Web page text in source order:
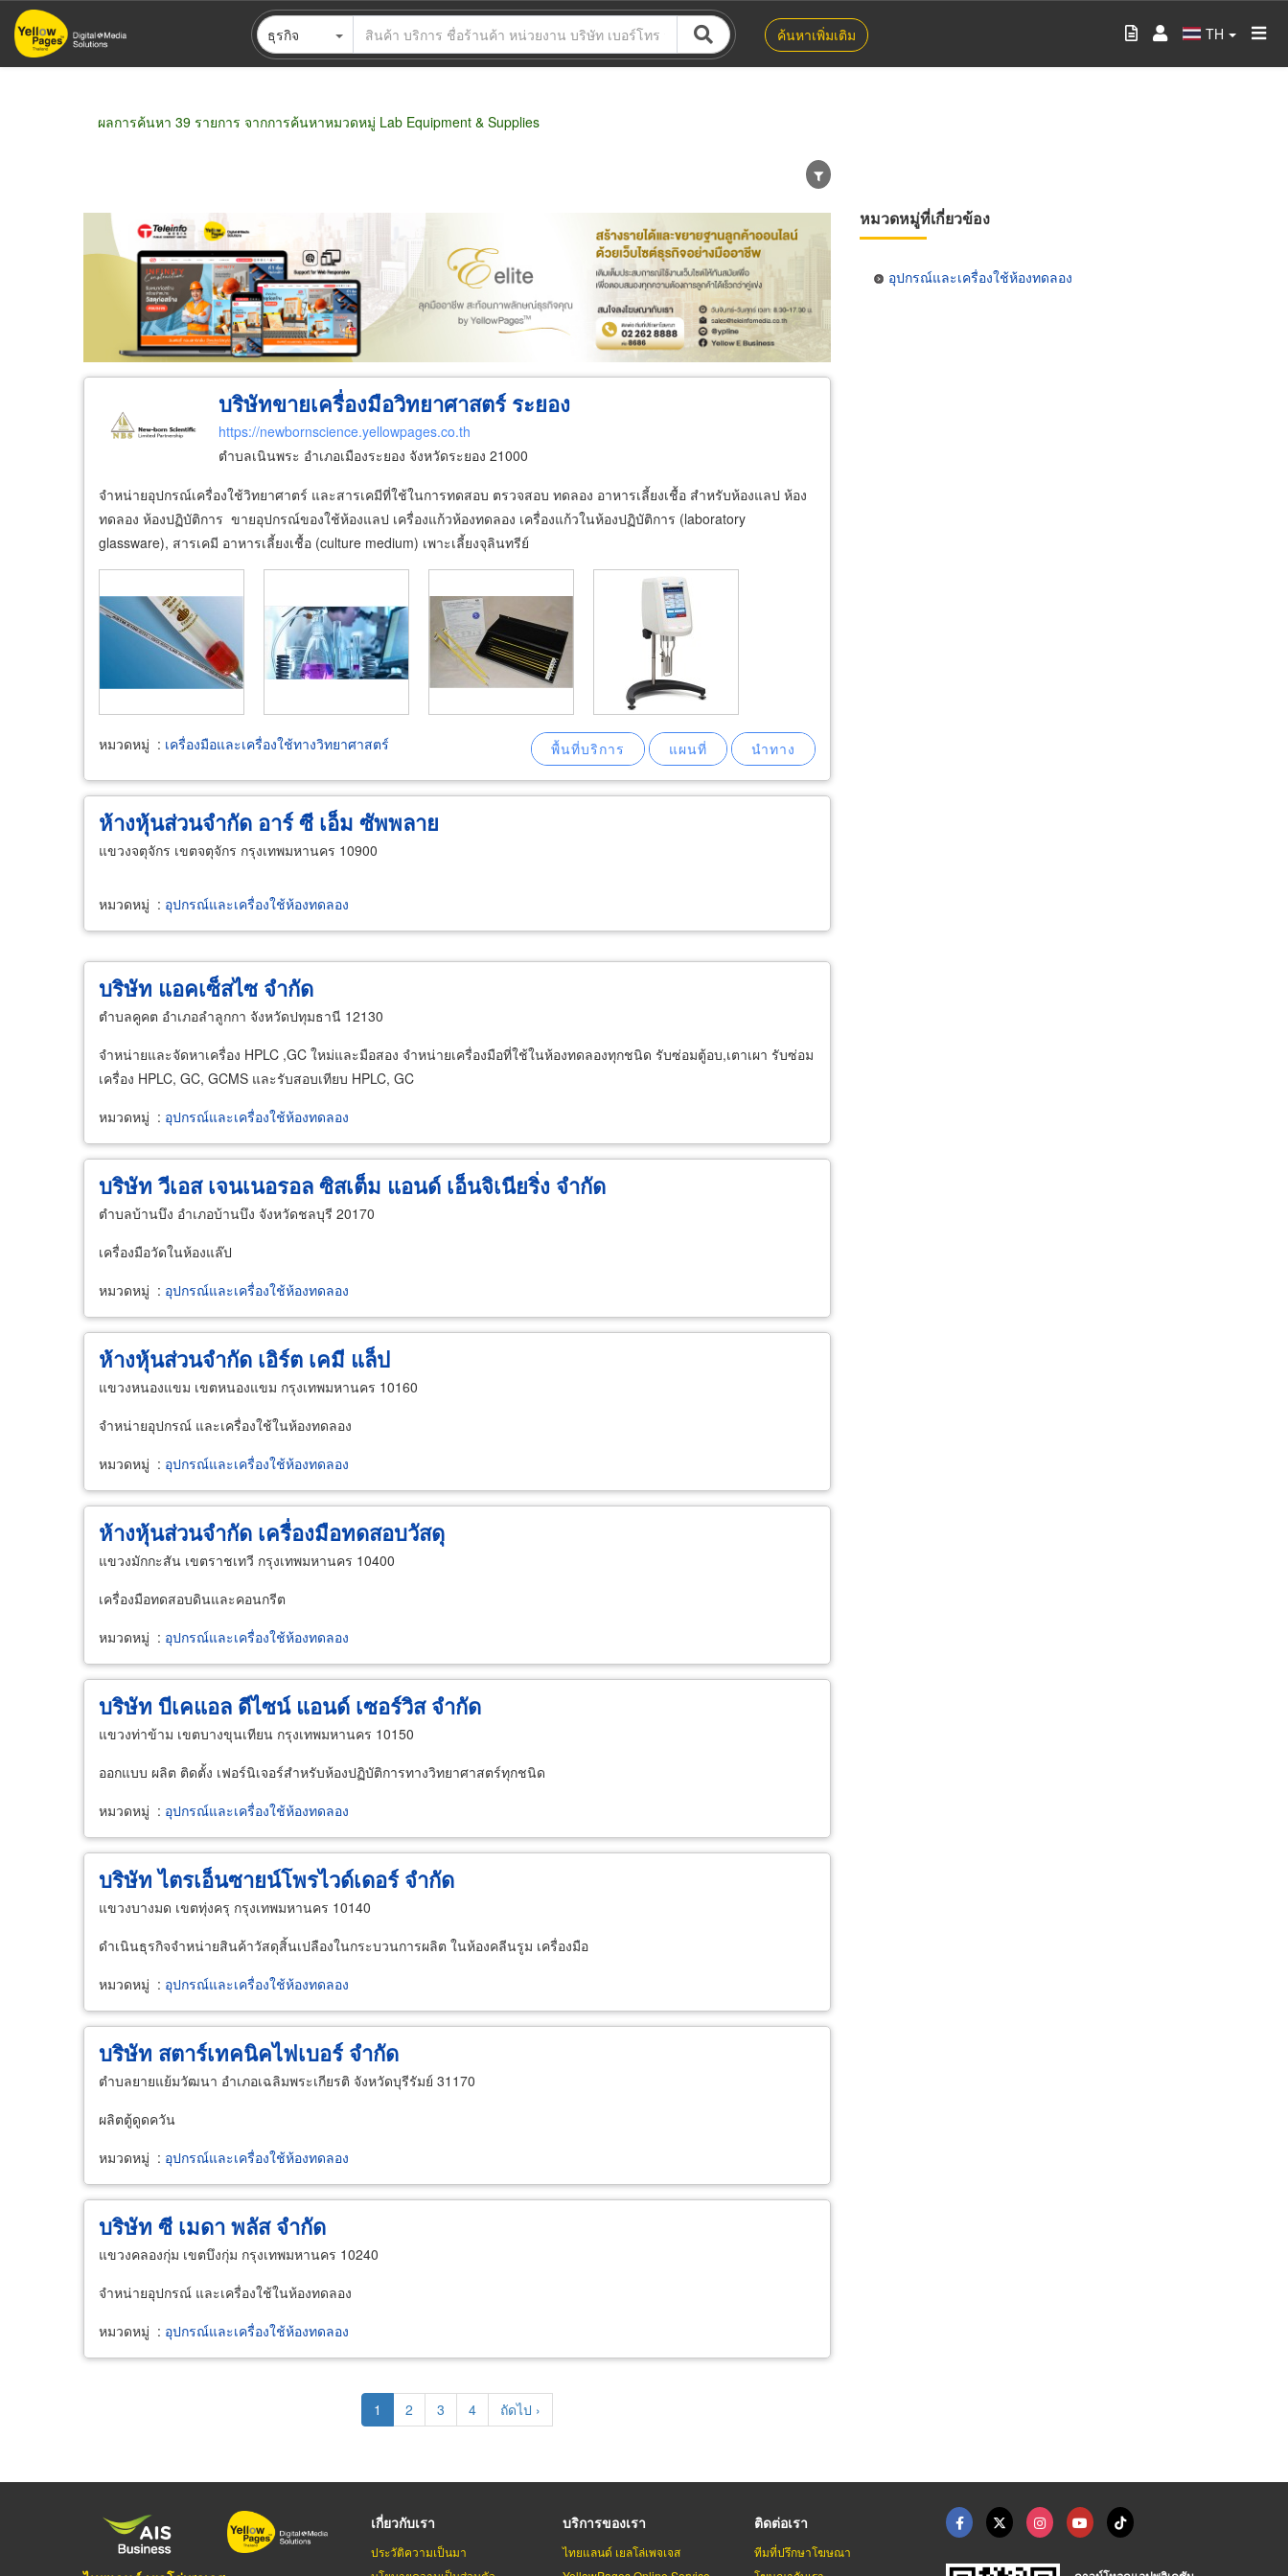
ข้าม
ไป
ธุรกิจ ค้นหาเพิ่มเติม TH
ผลการค้นหา 39 รายการ จากการค้นหาหมวดหมู่ Lab Equipment & Supplies
ขายส่ง ขายปลีก ผู้ผลิต ตัวแทนจัดจำหน่าย ผู้ส่งออก/นำเข้า ธุรกิจบริการ
บริษัทขายเครื่องมือวิทยาศาสตร์ ระยอง
https://newbornscience.yellowpages.co.th
ตำบลเนินพระ อำเภอเมืองระยอง จังหวัดระยอง 21000
จำหน่ายอุปกรณ์เครื่องใช้วิทยาศาตร์ และสารเคมีที่ใช้ในการทดสอบ ตรวจสอบ ทดลอง อาหารเลี้ยงเชื้อ สำหรับห้องแลป ห้อง
ทดลอง ห้องปฏิบัติการ ขายอุปกรณ์ของใช้ห้องแลป เครื่องแก้วห้องทดลอง เครื่องแก้วในห้องปฏิบัติการ (laboratory
glassware), สารเคมี อาหารเลี้ยงเชื้อ (culture medium) เพาะเลี้ยงจุลินทรีย์
หมวดหมู่ : เครื่องมือและเครื่องใช้ทางวิทยาศาสตร์
ห้างหุ้นส่วนจำกัด อาร์ ซี เอ็ม ซัพพลาย
แขวงจตุจักร เขตจตุจักร กรุงเทพมหานคร 10900
หมวดหมู่ : อุปกรณ์และเครื่องใช้ห้องทดลอง
บริษัท แอคเซ็สไซ จำกัด
ตำบลคูคต อำเภอลำลูกกา จังหวัดปทุมธานี 12130
จำหน่ายและจัดหาเครื่อง HPLC ,GC ใหม่และมือสอง จำหน่ายเครื่องมือที่ใช้ในห้องทดลองทุกชนิด รับซ่อมตู้อบ,เตาเผา รับซ่อม
เครื่อง HPLC, GC, GCMS และรับสอบเทียบ HPLC, GC
หมวดหมู่ : อุปกรณ์และเครื่องใช้ห้องทดลอง
บริษัท วีเอส เจนเนอรอล ซิสเต็ม แอนด์ เอ็นจิเนียริ่ง จำกัด
ตำบลบ้านบึง อำเภอบ้านบึง จังหวัดชลบุรี 20170
เครื่องมือวัดในห้องแล๊ป
หมวดหมู่ : อุปกรณ์และเครื่องใช้ห้องทดลอง
ห้างหุ้นส่วนจำกัด เอิร์ต เคมี แล็ป
แขวงหนองแขม เขตหนองแขม กรุงเทพมหานคร 10160
จำหน่ายอุปกรณ์ และเครื่องใช้ในห้องทดลอง
หมวดหมู่ : อุปกรณ์และเครื่องใช้ห้องทดลอง
ห้างหุ้นส่วนจำกัด เครื่องมือทดสอบวัสดุ
แขวงมักกะสัน เขตราชเทวี กรุงเทพมหานคร 10400
เครื่องมือทดสอบดินและคอนกรีต
หมวดหมู่ : อุปกรณ์และเครื่องใช้ห้องทดลอง
บริษัท บีเคแอล ดีไซน์ แอนด์ เซอร์วิส จำกัด
แขวงท่าข้าม เขตบางขุนเทียน กรุงเทพมหานคร 10150
ออกแบบ ผลิต ติดตั้ง เฟอร์นิเจอร์สำหรับห้องปฏิบัติการทางวิทยาศาสตร์ทุกชนิด
หมวดหมู่ : อุปกรณ์และเครื่องใช้ห้องทดลอง
บริษัท ไตรเอ็นซายน์โพรไวด์เดอร์ จำกัด
แขวงบางมด เขตทุ่งครุ กรุงเทพมหานคร 10140
ดำเนินธุรกิจจำหน่ายสินค้าวัสดุสิ้นเปลืองในกระบวนการผลิต ในห้องคลีนรูม เครื่องมือ
หมวดหมู่ : อุปกรณ์และเครื่องใช้ห้องทดลอง
บริษัท สตาร์เทคนิคไฟเบอร์ จำกัด
ตำบลยายแย้มวัฒนา อำเภอเฉลิมพระเกียรติ จังหวัดบุรีรัมย์ 31170
ผลิตตู้ดูดควัน
หมวดหมู่ : อุปกรณ์และเครื่องใช้ห้องทดลอง
บริษัท ซี เมดา พลัส จำกัด
แขวงคลองกุ่ม เขตบึงกุ่ม กรุงเทพมหานคร 10240
จำหน่ายอุปกรณ์ และเครื่องใช้ในห้องทดลอง
หมวดหมู่ : อุปกรณ์และเครื่องใช้ห้องทดลอง
Current
page
1 Page
2 Page
3 Page
4
Next
page
ถัดไป ›
หมวดหมู่ที่เกี่ยวข้อง
อุปกรณ์และเครื่องใช้ห้องทดลอง
เกี่ยวกับเรา
ประวัติความเป็นมา
บริการของเรา
ไทยแลนด์ เยลโล่เพจเจส
ติดต่อเรา
ทีมที่ปรึกษาโฆษณา